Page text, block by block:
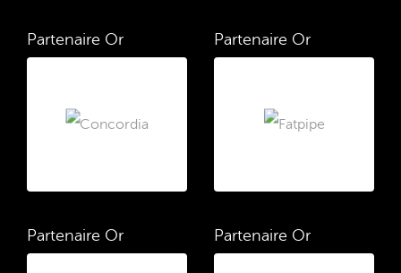
Partenaire Or Partenaire Or
Partenaire Or Partenaire Or